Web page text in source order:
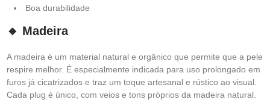
Boa durabilidade
🔸 Madeira
A madeira é um material natural e orgânico que permite que a pele
respire melhor. É especialmente indicada para uso prolongado em
furos já cicatrizados e traz um toque artesanal e rústico ao visual.
Cada plug é único, com veios e tons próprios da madeira natural.